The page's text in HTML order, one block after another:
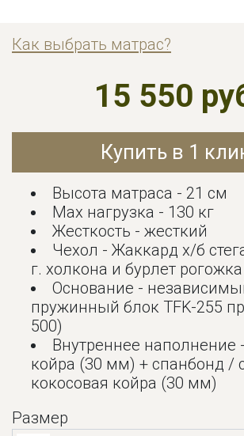
Как выбрать матрас?
Купить в 1
15 550
Высота матраса - 21 см
Мах нагрузка - 130 кг
Жесткость - жесткий
Чехол - Жаккард х/б
г. холкона и бурлет
Основание -
пружинный блок TFK-255
500)
Внутреннее наполнение
койра (30 мм) + спанбонд /
кокосовая койра (30 мм)
Размер